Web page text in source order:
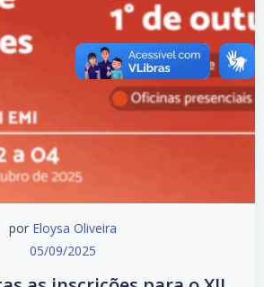
por Eloysa Oliveira
05/09/2025